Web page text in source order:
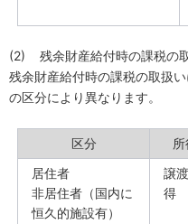
(2) 残余財産給付時の課税の
残余財産給付時の課税の取扱
の区分により異なります。
区分
居住者
非居住者（国内に
恒久的施設有）
譲
得